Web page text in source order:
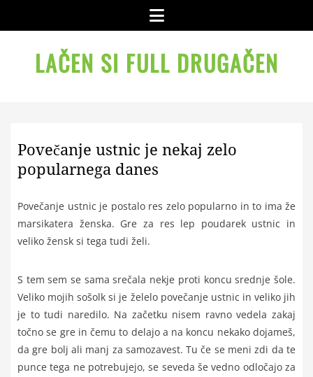
Menu
LAČEN SI FULL DRUGAČEN
Povečanje ustnic je nekaj zelo
popularnega danes
Povečanje ustnic je postalo res zelo popularno in to ima že
marsikatera ženska. Gre za res lep poudarek ustnic in
veliko žensk si tega tudi želi.
S tem sem se sama srečala nekje proti koncu srednje šole.
Veliko mojih sošolk si je želelo povečanje ustnic in veliko jih
je to tudi naredilo. Na začetku nisem ravno vedela zakaj
točno se gre in čemu to delajo a na koncu nekako dojameš,
da gre bolj ali manj za samozavest. Tu če se meni zdi da te
punce tega ne potrebujejo, se seveda še vedno odločajo za